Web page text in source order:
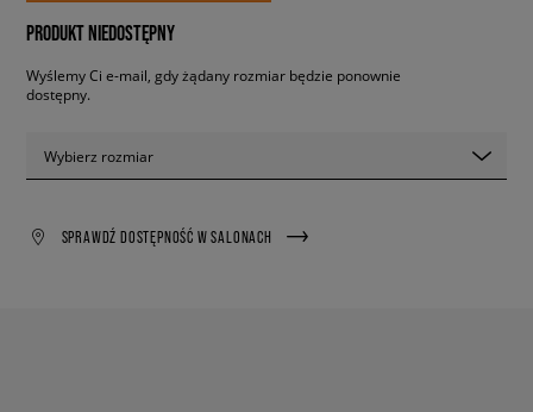
PRODUKT NIEDOSTĘPNY
Wyślemy Ci e-mail, gdy żądany rozmiar będzie ponownie
dostępny.
Wybierz rozmiar
SPRAWDŹ DOSTĘPNOŚĆ W SALONACH